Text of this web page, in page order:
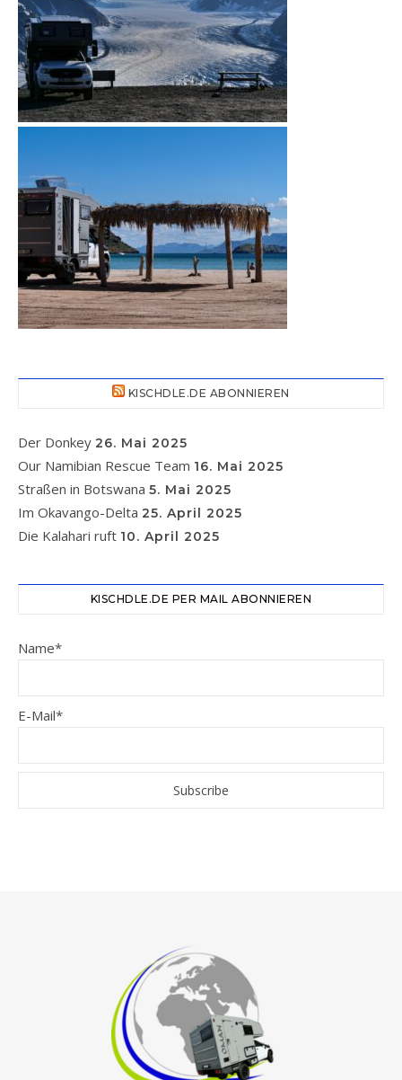
KISCHDLE.DE ABONNIEREN
Der Donkey 26. Mai 2025
Our Namibian Rescue Team 16. Mai 2025
Straßen in Botswana 5. Mai 2025
Im Okavango-Delta 25. April 2025
Die Kalahari ruft 10. April 2025
KISCHDLE.DE PER MAIL ABONNIEREN
Name*
E-Mail*